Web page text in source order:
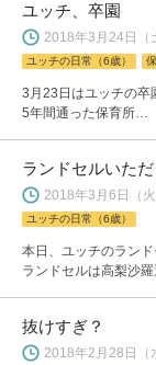
ユッチ、卒園
2018年3月24日
ユッチの日常（6歳）
3月23日はユッチの卒
5年間通った保育所…
ランドセルいた
2018年3月6日（
ユッチの日常（6歳）
本日、ユッチのラン
ランドセルは高梨沙
抜けすぎ？
2018年2月28日